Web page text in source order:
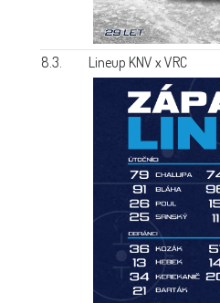
8.3. Lineup KNV x VRC